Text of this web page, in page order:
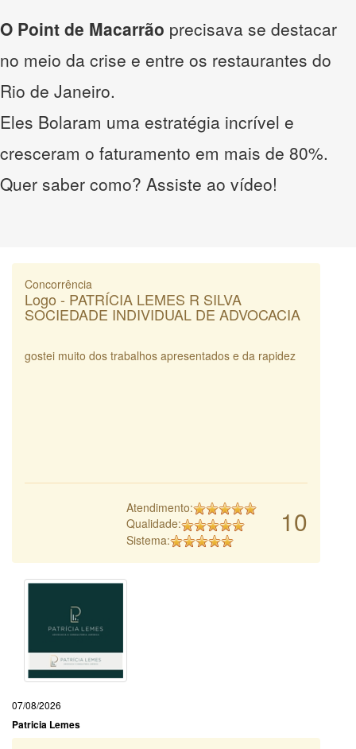
O Point de Macarrão precisava se destacar
no meio da crise e entre os restaurantes do
Rio de Janeiro.
Eles Bolaram uma estratégia incrível e
cresceram o faturamento em mais de 80%.
Quer saber como? Assiste ao vídeo!
Concorrência
Logo - PATRÍCIA LEMES R SILVA
SOCIEDADE INDIVIDUAL DE ADVOCACIA
gostei muito dos trabalhos apresentados e da rapidez
10
Atendimento:
Qualidade:
Sistema:
07/08/2026
Patricia Lemes